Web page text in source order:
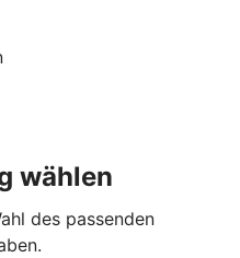
wählen
des passenden